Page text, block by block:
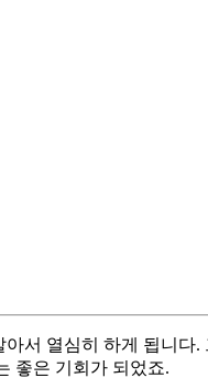
서 열심히 하게 됩니
좋은 기회가 되었죠.